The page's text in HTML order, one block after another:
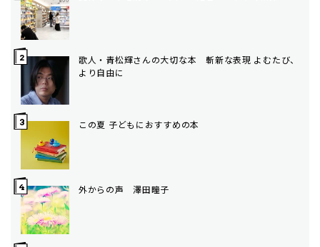
歌人・青松輝さんの大切な本 斬新な表現 よむたび、
より自由に
この夏 子どもにおすすめの本
外からの声 澤田瞳子